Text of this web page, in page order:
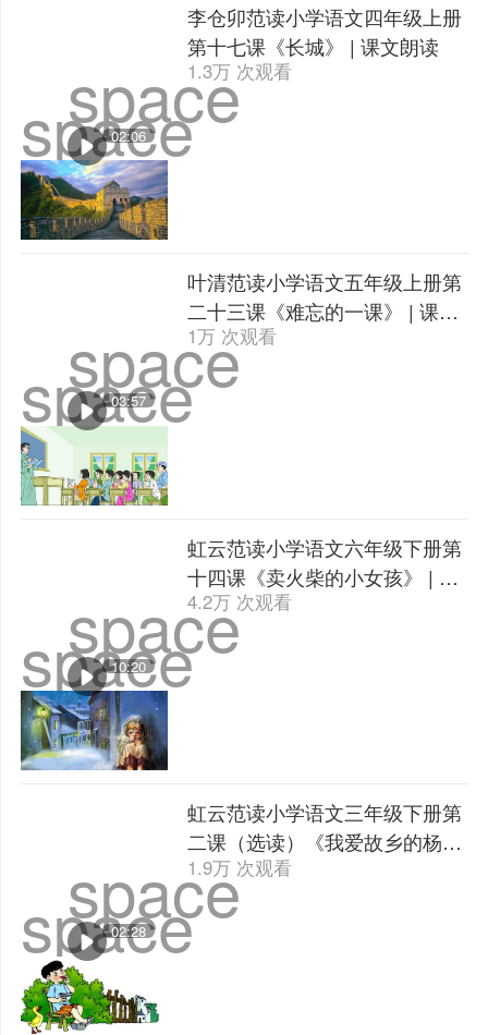
space
space
02:06
李仓卯范读小学语文四年级上册
第十七课《长城》 | 课文朗读
1.3万 次观看
space
space
03:57
叶清范读小学语文五年级上册第
二十三课《难忘的一课》 | 课文
朗读
1万 次观看
space
space
10:20
虹云范读小学语文六年级下册第
十四课《卖火柴的小女孩》 | 课
文朗读
4.2万 次观看
space
space
02:28
虹云范读小学语文三年级下册第
二课（选读）《我爱故乡的杨
梅》 | 课文朗读
1.9万 次观看